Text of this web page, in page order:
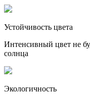
Устойчивость цвета
Интенсивный цвет не
солнца
Экологичность